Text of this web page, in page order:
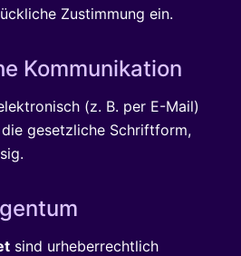
Zustimmung ein.
Kommunikation
(z. B. per E-Mail)
gesetzliche Schriftform,
sind urheberrechtlich